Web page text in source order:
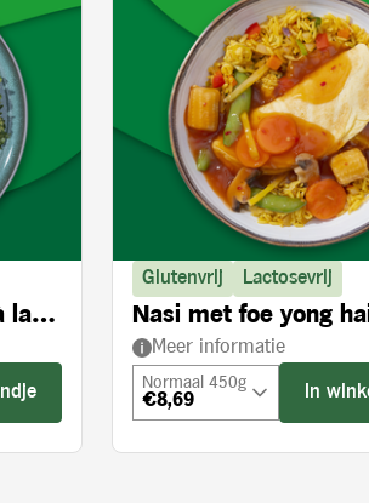
la
Glutenvrij Lactosevrij
Nasi met foe yong
Meer informatie
Normaal 450g
€8,69 In